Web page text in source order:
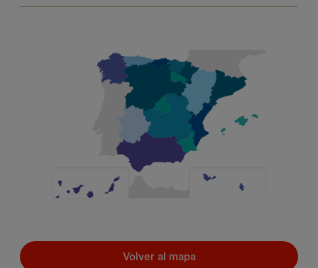
Volver al mapa